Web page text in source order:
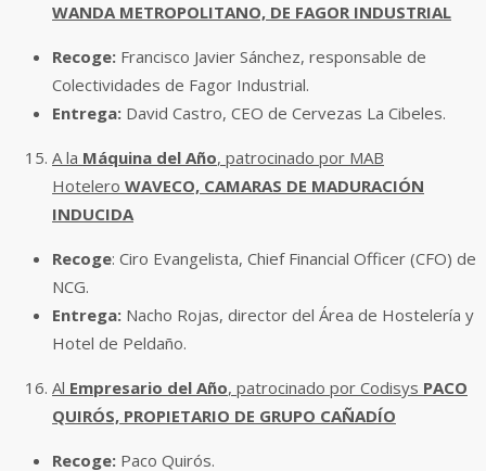
WANDA METROPOLITANO, DE FAGOR INDUSTRIAL
Recoge: Francisco Javier Sánchez, responsable de
Colectividades de Fagor Industrial.
Entrega: David Castro, CEO de Cervezas La Cibeles.
A la Máquina del Año, patrocinado por MAB
Hotelero WAVECO, CAMARAS DE MADURACIÓN
INDUCIDA
Recoge: Ciro Evangelista, Chief Financial Officer (CFO) de
NCG.
Entrega: Nacho Rojas, director del Área de Hostelería y
Hotel de Peldaño.
Al Empresario del Año, patrocinado por Codisys PACO
QUIRÓS, PROPIETARIO DE GRUPO CAÑADÍO
Recoge: Paco Quirós.